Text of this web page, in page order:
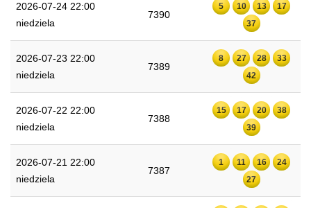
2026-07-24 22:00
niedziela
7390
5 10 13
17
37
2026-07-23 22:00
niedziela
7389
8 27 28
33
42
2026-07-22 22:00
niedziela
7388
15 17 20
38
39
2026-07-21 22:00
niedziela
7387
1 11 16
24
27